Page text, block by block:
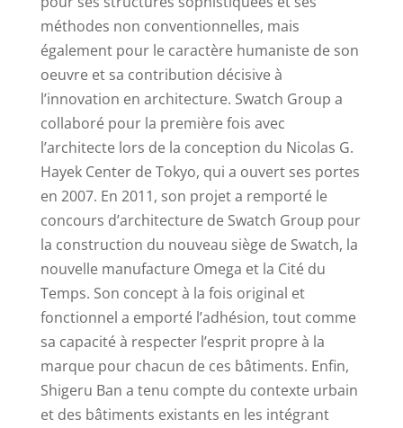
méthodes non conventionnelles, mais
également pour le caractère humaniste de son
oeuvre et sa contribution décisive à
l’innovation en architecture. Swatch Group a
collaboré pour la première fois avec
l’architecte lors de la conception du Nicolas G.
Hayek Center de Tokyo, qui a ouvert ses portes
en 2007. En 2011, son projet a remporté le
concours d’architecture de Swatch Group pour
la construction du nouveau siège de Swatch, la
nouvelle manufacture Omega et la Cité du
Temps. Son concept à la fois original et
fonctionnel a emporté l’adhésion, tout comme
sa capacité à respecter l’esprit propre à la
marque pour chacun de ces bâtiments. Enfin,
Shigeru Ban a tenu compte du contexte urbain
et des bâtiments existants en les intégrant